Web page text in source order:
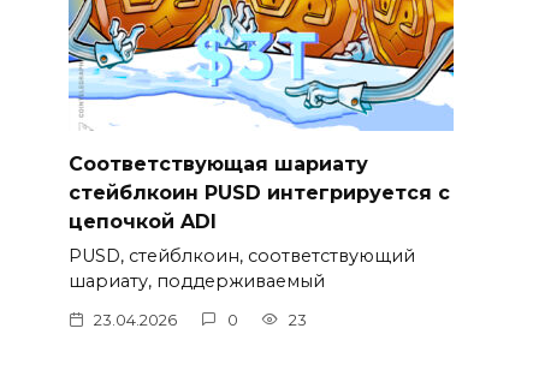
Соответствующая шариату
стейблкоин PUSD интегрируется с
цепочкой ADI
PUSD, стейблкоин, соответствующий
шариату, поддерживаемый
23.04.2026 0 23